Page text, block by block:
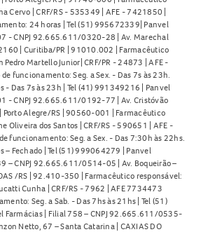
Cervo | CRF/RS - 535349 | AFE - 7421850 |
24 horas | Tel (51) 995672339| Panvel
- CNPJ 92.665.611/0320-28 | Av. Marechal
| Curitiba/PR | 91010.002 | Farmacêutico
Pedro Martello Junior| CRF/PR - 24873 | AFE -
funcionamento: Seg. a Sex. - Das 7s às 23h.
- Das 7s às 23h | Tel (41) 991349216 | Panvel
- CNPJ 92.665.611/0192-77 | Av. Cristóvão
Alegre/RS | 90560-001 | Farmacêutico
Oliveira dos Santos | CRF/RS - 590651 | AFE -
funcionamento: Seg. a Sex. - Das 7:30h às 22hs.
– Fechado | Tel (51) 999064279 | Panvel
– CNPJ 92.665.611/0514-05 | Av. Boqueirão –
/RS | 92.410-350 | Farmacêutico responsável:
Cunha | CRF/RS - 7962 | AFE 7734473
Seg. a Sab. - Das 7hs às 21hs | Tel (51)
Farmácias | Filial 758 – CNPJ 92.665.611/0535-
Netto, 67 – Santa Catarina | CAXIAS DO